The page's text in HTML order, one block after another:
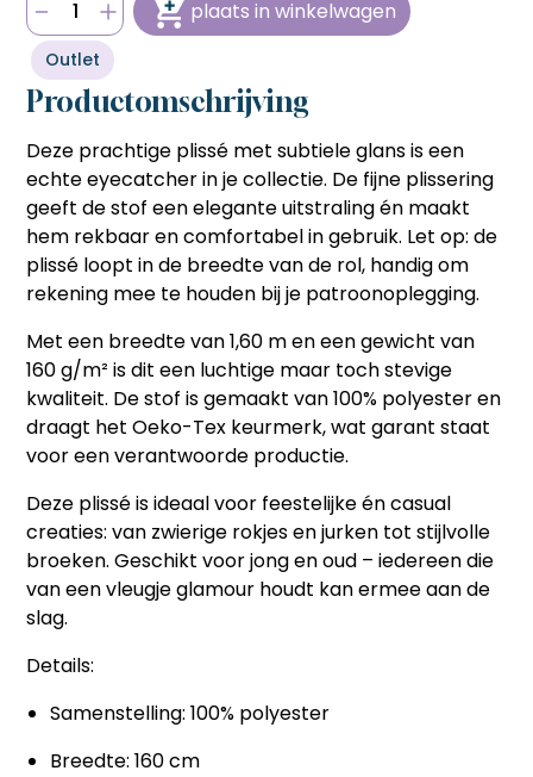
plaats in winkelwagen
Outlet
Productomschrijving
Deze prachtige plissé met subtiele glans is een
echte eyecatcher in je collectie. De fijne plissering
geeft de stof een elegante uitstraling én maakt
hem rekbaar en comfortabel in gebruik. Let op: de
plissé loopt in de breedte van de rol, handig om
rekening mee te houden bij je patroonoplegging.
Met een breedte van 1,60 m en een gewicht van
160 g/m² is dit een luchtige maar toch stevige
kwaliteit. De stof is gemaakt van 100% polyester en
draagt het Oeko-Tex keurmerk, wat garant staat
voor een verantwoorde productie.
Deze plissé is ideaal voor feestelijke én casual
creaties: van zwierige rokjes en jurken tot stijlvolle
broeken. Geschikt voor jong en oud – iedereen die
van een vleugje glamour houdt kan ermee aan de
slag.
Details:
Samenstelling: 100% polyester
Breedte: 160 cm
bestellen sneller en voordeliger gaat.
Snel en eenvoudig bestellen
Met één klik je favoriete producten opnieuw bestellen
zonder zoeken of invoeren, ideaal voor frequente klanten
die tijd willen besparen.
Automatisch onthouden van
(bedrijfs)gegevens
Je hoeft jouw bedrijfsgegevens en factuuradres niet
telkens opnieuw in te voeren, wat het bestelproces
soepeler en efficiënter maakt.
Hulp nodig bij het aanmaken van je account, of wil je
persoonlijk advies op maat van jouw wensen?
sonja@sdsstoffen.nl.
sluiten
Hulp nodig bij het aanmaken van je account, of wil je
persoonlijk advies op maat van jouw wensen?
Bel ons op06 27 55 3550
sonja@sdsstoffen.nl
annuleren
bestellen sneller en voordeliger gaat.
Snel en eenvoudig bestellen
Met één klik je favoriete producten opnieuw bestellen
zonder zoeken of invoeren, ideaal voor frequente klanten
die tijd willen besparen.
Automatisch onthouden van
(bedrijfs)gegevens
Je hoeft jouw bedrijfsgegevens en factuuradres niet
telkens opnieuw in te voeren, wat het bestelproces
soepeler en efficiënter maakt.
Hulp nodig bij het aanmaken van je account, of wil je
persoonlijk advies op maat van jouw wensen?
sonja@sdsstoffen.nl.
sluiten